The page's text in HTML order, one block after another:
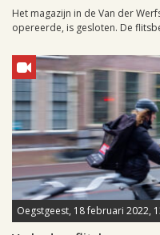
Het magazijn in de Van der
opereerde, is gesloten. De
Oegstgeest, 18 februari 2022,